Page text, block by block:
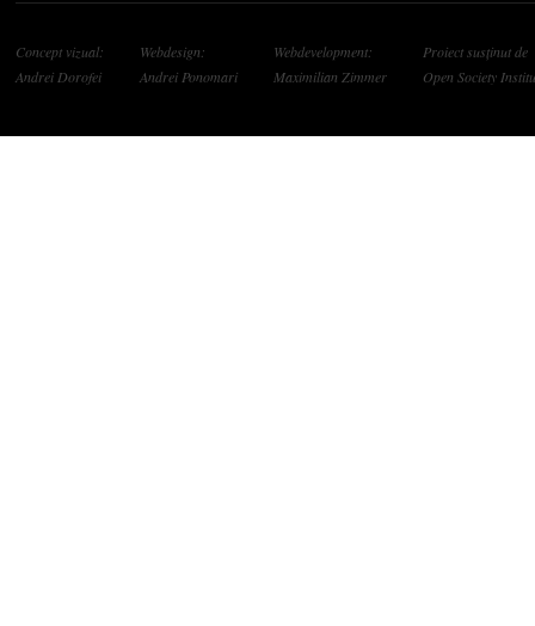
Concept vizual:
Andrei Dorofei
Webdesign:
Andrei Ponomari
Webdevelopment:
Maximilian Zimmer
Proiect susținut de
Open Society